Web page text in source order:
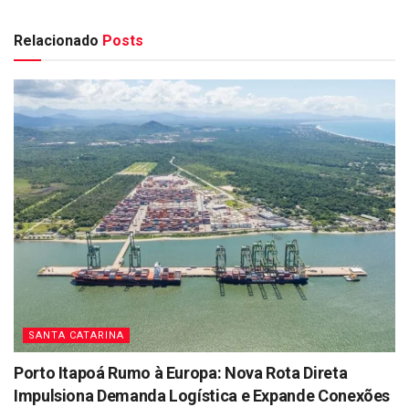
Relacionado Posts
SANTA CATARINA
Porto Itapoá Rumo à Europa: Nova Rota Direta
Impulsiona Demanda Logística e Expande Conexões